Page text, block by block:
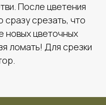
После цветения
срезать, что
новых цветочных
ломать! Для срезки